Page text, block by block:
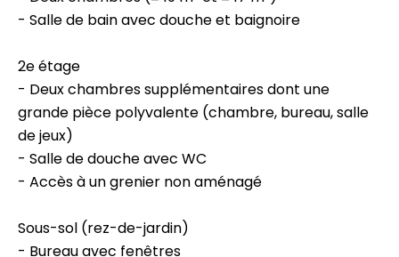
- Salle de bain avec douche et baignoire
2e étage
- Deux chambres supplémentaires dont une
grande pièce polyvalente (chambre, bureau, salle
de jeux)
- Salle de douche avec WC
- Accès à un grenier non aménagé
Sous-sol (rez-de-jardin)
- Bureau avec fenêtres